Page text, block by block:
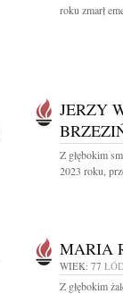
roku zmarł
JERZY
Z głębokim
2023 roku,
MARIA
WIEK: 77
Z głębokim